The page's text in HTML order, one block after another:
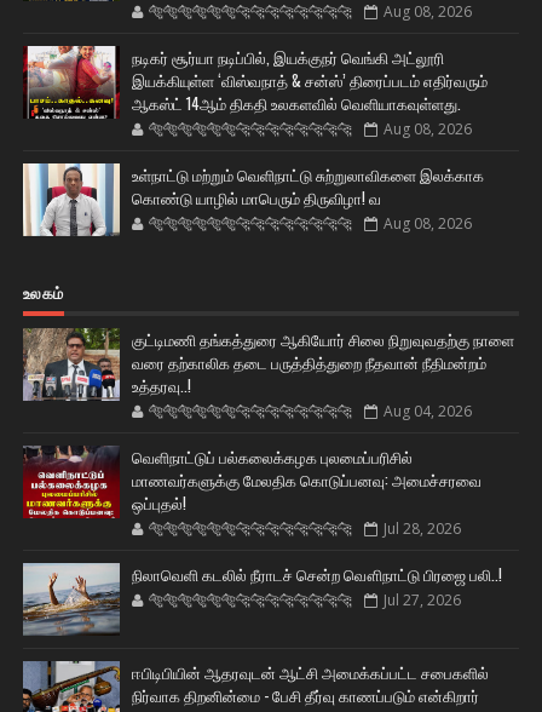
🐅🐅🐅🐅🐅🐅🐆🐆🐆🐆🐆🐆🐆🐆 Aug 08, 2026
நடிகர் சூர்யா நடிப்பில், இயக்குநர் வெங்கி அட்லூரி
இயக்கியுள்ள ‘விஸ்வநாத் & சன்ஸ்’ திரைப்படம் எதிர்வரும்
ஆகஸ்ட் 14ஆம் திகதி உலகளவில் வெளியாகவுள்ளது.
🐅🐅🐅🐅🐅🐅🐆🐆🐆🐆🐆🐆🐆🐆 Aug 08, 2026
உள்நாட்டு மற்றும் வெளிநாட்டு சுற்றுலாவிகளை இலக்காக
கொண்டு யாழில் மாபெரும் திருவிழா! வ
🐅🐅🐅🐅🐅🐅🐆🐆🐆🐆🐆🐆🐆🐆 Aug 08, 2026
உலகம்
குட்டிமணி தங்கத்துரை ஆகியோர் சிலை நிறுவுவதற்கு நாளை
வரை தற்காலிக தடை பருத்தித்துறை நீதவான் நீதிமன்றம்
உத்தரவு..!
🐅🐅🐅🐅🐅🐅🐆🐆🐆🐆🐆🐆🐆🐆 Aug 04, 2026
வெளிநாட்டுப் பல்கலைக்கழக புலமைப்பரிசில்
மாணவர்களுக்கு மேலதிக கொடுப்பனவு: அமைச்சரவை
ஒப்புதல்!
🐅🐅🐅🐅🐅🐅🐆🐆🐆🐆🐆🐆🐆🐆 Jul 28, 2026
நிலாவெளி கடலில் நீராடச் சென்ற வௌிநாட்டு பிரஜை பலி..!
🐅🐅🐅🐅🐅🐅🐆🐆🐆🐆🐆🐆🐆🐆 Jul 27, 2026
ஈபிடிபியின் ஆதரவுடன் ஆட்சி அமைக்கப்பட்ட சபைகளில்
நிர்வாக திறனின்மை - பேசி தீர்வு காணப்படும் என்கிறார்